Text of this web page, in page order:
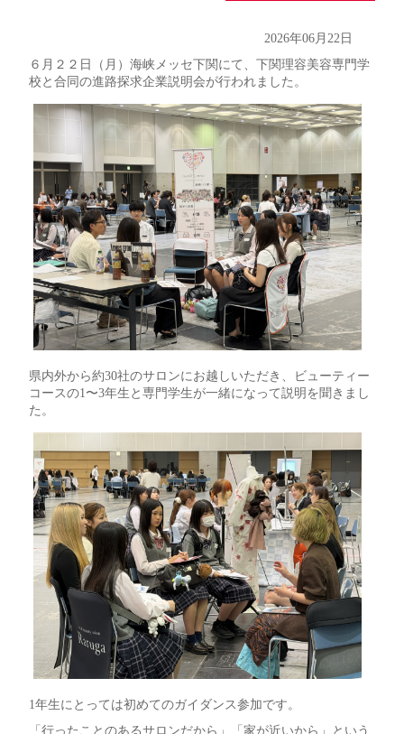
2026年06月22日
６月２２日（月）海峡メッセ下関にて、下関理容美容専門学
校と合同の進路探求企業説明会が行われました。
県内外から約30社のサロンにお越しいただき、ビューティー
コースの1〜3年生と専門学生が一緒になって説明を聞きまし
た。
1年生にとっては初めてのガイダンス参加です。
「行ったことのあるサロンだから」「家が近いから」という